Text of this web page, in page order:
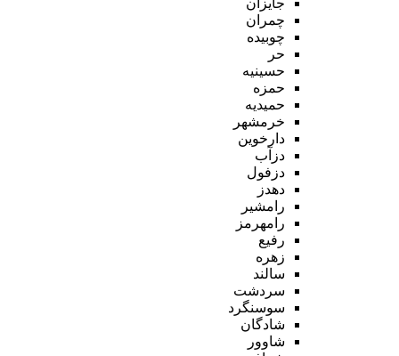
چمران
چوبیده
حر
حسینیه
حمزه
حمیدیه
خرمشهر
دارخوین
دزآب
دزفول
دهدز
رامشیر
رامهرمز
رفیع
زهره
سالند
سردشت
سوسنگرد
شادگان
شاوور